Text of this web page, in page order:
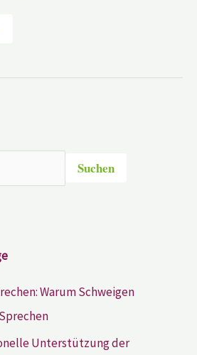
Suchen
Warum Schweigen
Unterstützung der